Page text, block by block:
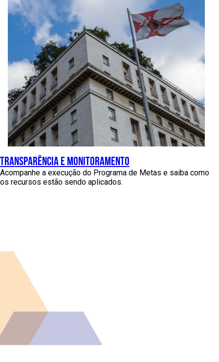
transparência e monitoramento
Acompanhe a execução do Programa de Metas e saiba como
os recursos estão sendo aplicados.